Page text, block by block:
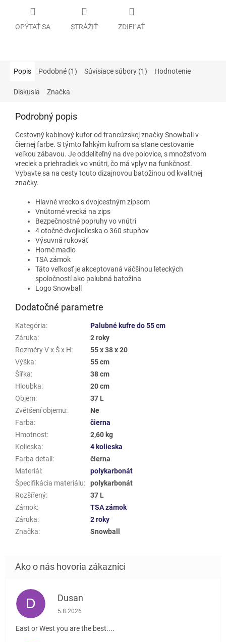
OPÝTAŤ SA STRÁŽIŤ ZDIEĽAŤ
Popis Podobné (1) Súvisiace súbory (1) Hodnotenie
Diskusia Značka
Podrobný popis
Cestovný kabínový kuforod francúzskej značky Snowball v
čiernej farbe. S týmto ľahkým kufrom sa stane cestovanie
veľkou zábavou. Je oddeliteľný na dve polovice, s množstvom
vreciek a priehradiek vo vnútri, čo má vplyv na funkčnosť.
Vybavte sa na cesty touto dizajnovou batožinou od kvalitnej
značky.
Hlavné vrecko s dvojcestným zipsom
Vnútorné vrecká na zips
Bezpečnostné popruhy vo vnútri
4 otočné dvojkolieska o 360 stupňov
Výsuvná rukoväť
Horné madlo
TSA zámok
Táto veľkosť je akceptovaná väčšinou leteckých
spoločností ako palubná batožina
Logo Snowball
Dodatočné parametre
Kategória:
Palubné kufre do 55 cm
Záruka:
2 roky
Rozměry V x Š x H:
55 x 38 x 20
Výška:
55 cm
Šířka:
38 cm
Hloubka:
20 cm
Objem:
37 L
Zvětšení objemu:
Ne
Farba:
čierna
Hmotnost:
2,60 kg
Kolieska:
4 kolieska
Farba detail :
čierna
Materiál :
polykarbonát
Špecifikácia materiálu:
polykarbonát
Rozšířený:
37 L
Zámok:
TSA zámok
Záruka:
2 roky
Značka: Snowball
D Dusan
Hodnotenie obchodu je 5 z 5 hviezdičiek.
5.8.2026
East or West you are the best....